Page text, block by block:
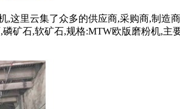
,这里云集了众多的供应商,采购商,制
矿石,软矿石,规格:MTW欧版磨粉机,主